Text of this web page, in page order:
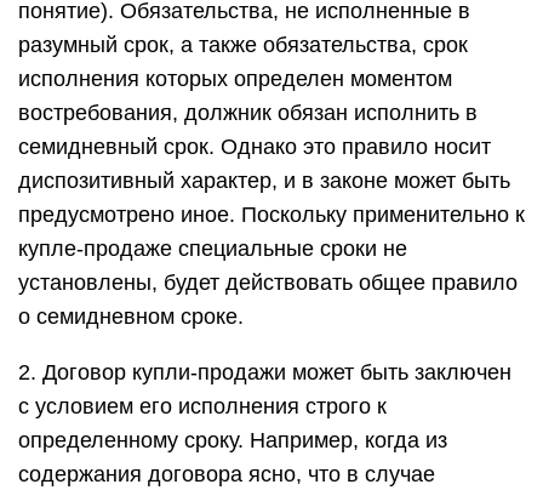
понятие). Обязательства, не исполненные в
разумный срок, а также обязательства, срок
исполнения которых определен моментом
востребования, должник обязан исполнить в
семидневный срок. Однако это правило носит
диспозитивный характер, и в законе может быть
предусмотрено иное. Поскольку применительно к
купле-продаже специальные сроки не
установлены, будет действовать общее правило
о семидневном сроке.
2. Договор купли-продажи может быть заключен
с условием его исполнения строго к
определенному сроку. Например, когда из
содержания договора ясно, что в случае